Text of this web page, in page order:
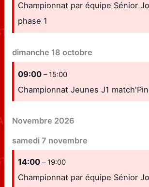
Championnat par équipe Sénior
phase 1
dimanche 18 octobre
09:00– 15:00
Championnat Jeunes J1
Novembre 2026
samedi 7 novembre
14:00– 19:00
Championnat par équipe Sénior